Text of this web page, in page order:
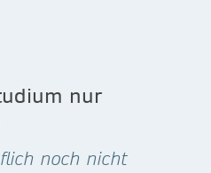
nur
noch nicht